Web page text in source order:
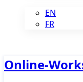
EN
FR
Online-